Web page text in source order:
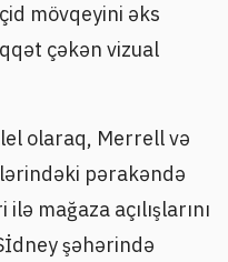
mövqeyini əks
çəkən vizual
olaraq, Merrell və
pərakəndə
mağaza açılışlarını
şəhərində